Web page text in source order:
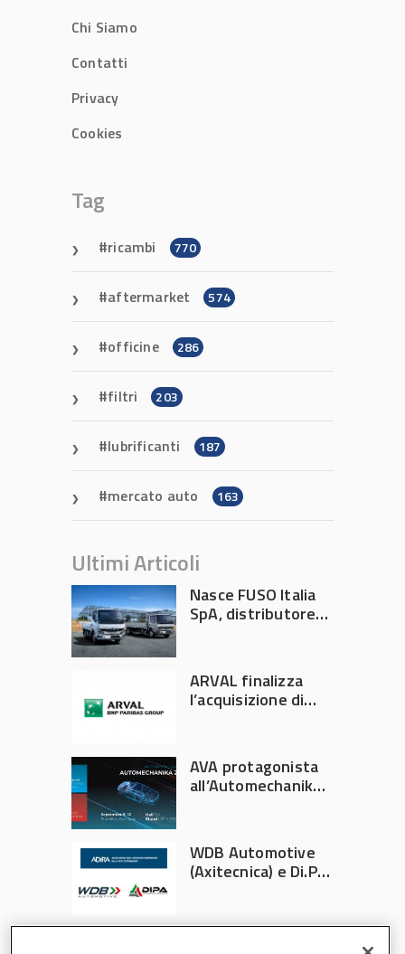
Chi Siamo
Contatti
Privacy
Cookies
Tag
ricambi 770
aftermarket 574
officine 286
filtri 203
lubrificanti 187
mercato auto 163
Ultimi Articoli
Nasce FUSO Italia
SpA, distributore
ARVAL finalizza
l’acquisizione di
AVA protagonista
all’Automechanika
WDB Automotive
(Axitecnica) e Di.Pa.